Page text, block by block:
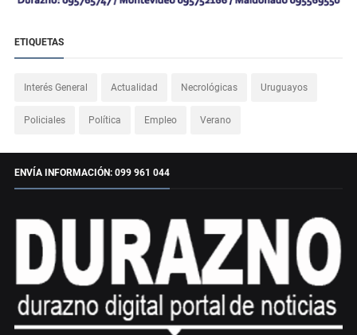
ETIQUETAS
Interés General Actualidad Necrológicas Uruguayos
Policiales Política Empleo Verano
ENVÍA INFORMACIÓN: 099 961 044